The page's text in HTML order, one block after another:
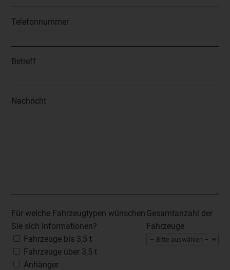
Telefonnummer
Betreff
Nachricht
Für welche Fahrzeugtypen wünschen
Sie sich Informationen?
Fahrzeuge bis 3,5 t
Fahrzeuge über 3,5 t
Anhänger
Gesamtanzahl der
Fahrzeuge